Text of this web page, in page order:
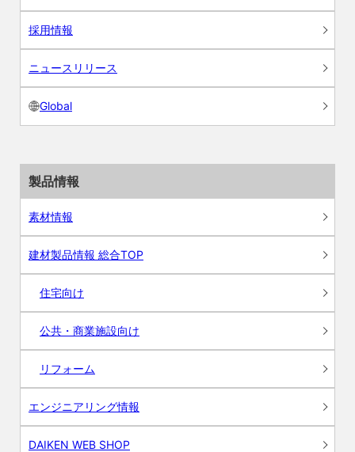
採用情報
ニュースリリース
Global
製品情報
素材情報
建材製品情報 総合TOP
住宅向け
公共・商業施設向け
リフォーム
エンジニアリング情報
DAIKEN WEB SHOP